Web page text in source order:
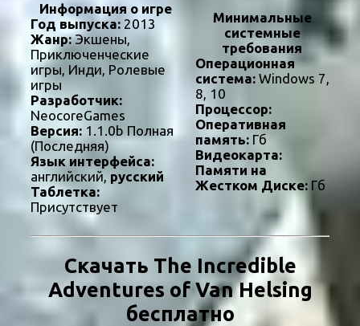
Информация о игре
Год выпуска: 2013
Жанр:Экшены,
Приключенческие
игры, Инди, Ролевые
игры
Разработчик:
NeocoreGames
Версия: 1.1.0b Полная
(Последняя)
Язык интерфейса:
английский, русский
Таблетка:
Присутствует
Минимальные
системные
требования
Операционная
система:Windows 7,
8, 10
Процессор:
Оперативная
память:Гб
Видеокарта:
Памяти на
Жестком Диске:Гб
Скачать The Incredible
Adventures of Van Helsing
бесплатно